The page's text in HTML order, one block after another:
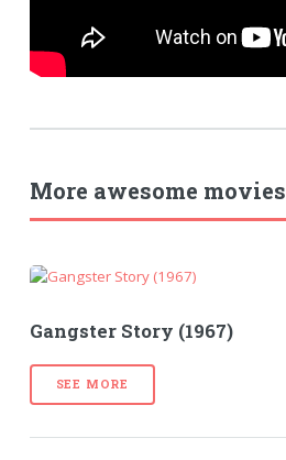
More awesome movies
Gangster Story (1967)
SEE MORE